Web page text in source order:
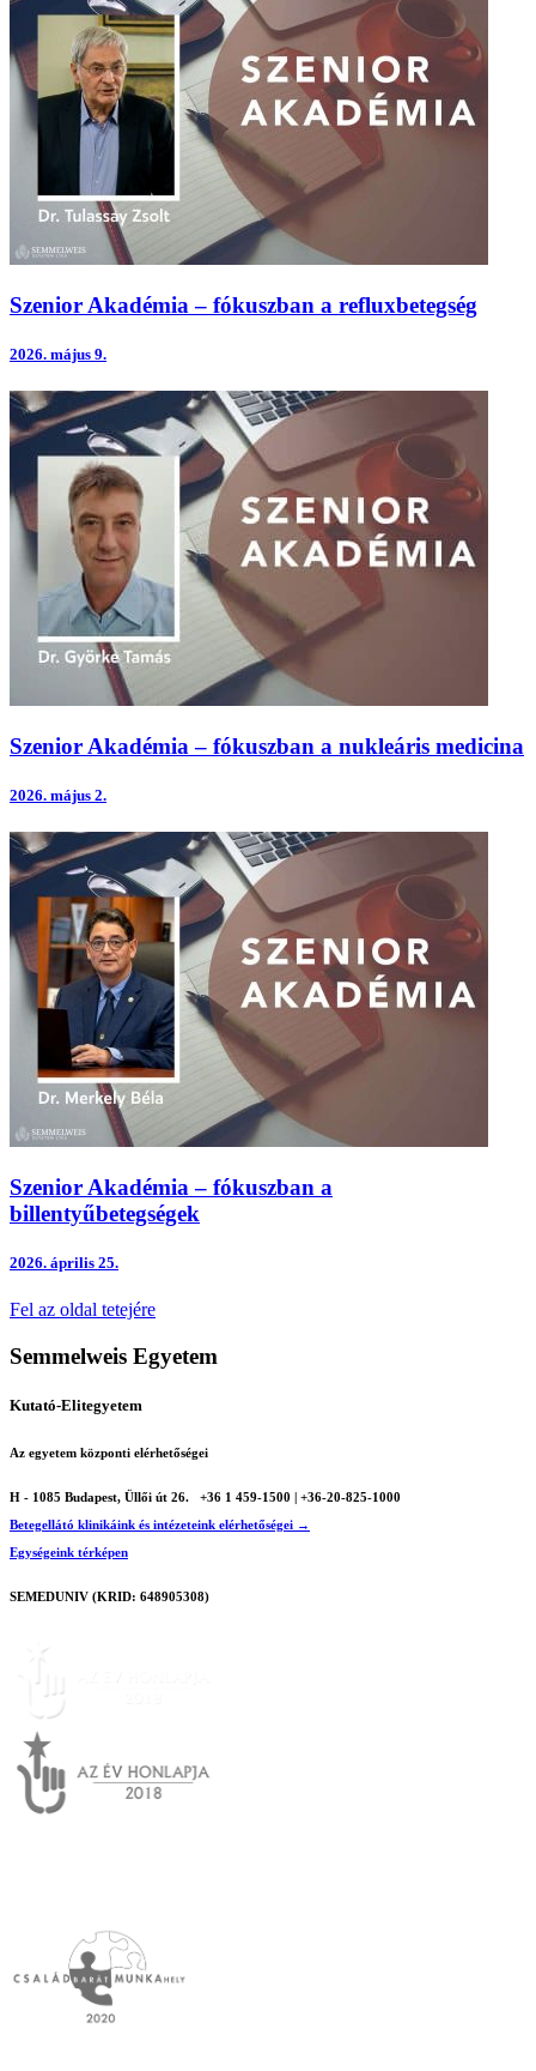
Szenior Akadémia – fókuszban a refluxbetegség
2026. május 9.
Szenior Akadémia – fókuszban a nukleáris medicina
2026. május 2.
Szenior Akadémia – fókuszban a
billentyűbetegségek
2026. április 25.
Fel az oldal tetejére
Semmelweis Egyetem
Kutató-Elitegyetem
Az egyetem központi elérhetőségei
H - 1085 Budapest, Üllői út 26.
+36 1 459-1500 | +36-20-825-1000
Betegellátó klinikáink és intézeteink elérhetőségei →
Egységeink térképen
SEMEDUNIV (KRID: 648905308)